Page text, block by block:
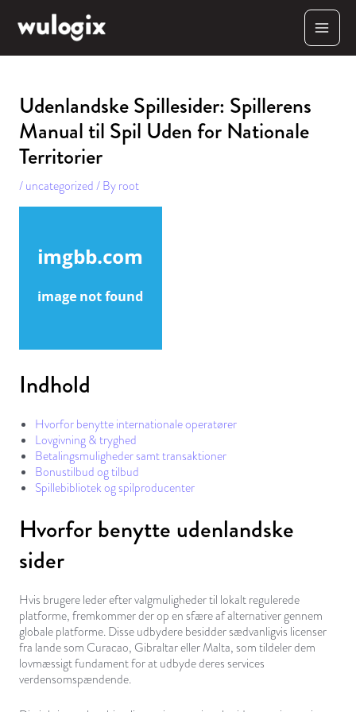
content
Udenlandske Spillesider: Spillerens
Manual til Spil Uden for Nationale
Territorier
/uncategorized/ Byroot
Indhold
Hvorfor benytte internationale operatører
Lovgivning & tryghed
Betalingsmuligheder samt transaktioner
Bonustilbud og tilbud
Spillebibliotek og spilproducenter
Hvorfor benytte udenlandske
sider
Hvis brugere leder efter valgmuligheder til lokalt regulerede
platforme, fremkommer der op en sfære af alternativer gennem
globale platforme. Disse udbydere besidder sædvanligvis licenser
fra lande som Curacao, Gibraltar eller Malta, som tildeler dem
lovmæssigt fundament for at udbyde deres services
verdensomspændende.